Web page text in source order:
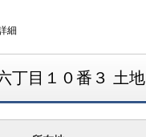
細
丁目１０番３ 土地